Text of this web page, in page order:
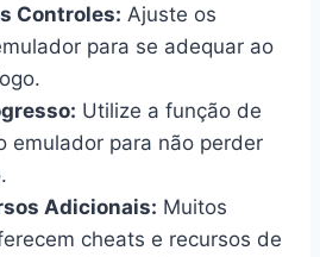
Controles: Ajuste os
para se adequar ao
Utilize a função de
emulador para não perder
Adicionais: Muitos
cheats e recursos de